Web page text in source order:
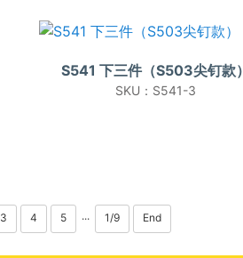
S541 下三件（S503尖钉款）
SKU：S541-3
3 4 5 ··· 1/9 End